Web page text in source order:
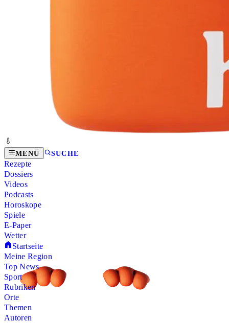
MENÜ SUCHE
Rezepte
Dossiers
Videos
Podcasts
Horoskope
Spiele
E-Paper
Wetter
Startseite
Meine Region
Top News
Sport
Rubriken
Orte
Themen
Autoren